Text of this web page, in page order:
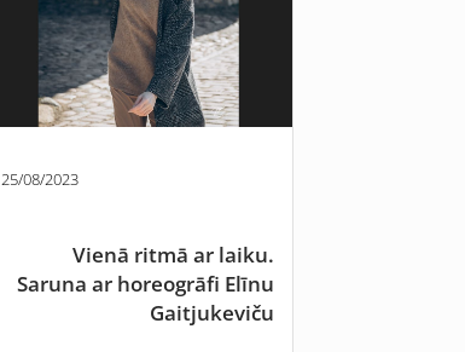
25/08/2023
Vienā ritmā ar laiku.
Saruna ar horeogrāfi Elīnu
Gaitjukeviču